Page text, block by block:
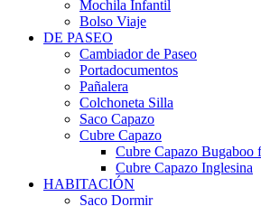
Mochila Infantil
Bolso Viaje
DE PASEO
Cambiador de Paseo
Portadocumentos
Pañalera
Colchoneta Silla
Saco Capazo
Cubre Capazo
Cubre Capazo Bugaboo
Cubre Capazo Inglesina
HABITACIÓN
Saco Dormir